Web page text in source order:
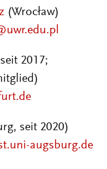
(Wrocław)
2017;
seit 2020)
augsburg.de